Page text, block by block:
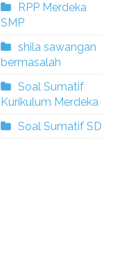
RPP Merdeka
SMP
shila sawangan
bermasalah
Soal Sumatif
Kurikulum Merdeka
Soal Sumatif SD